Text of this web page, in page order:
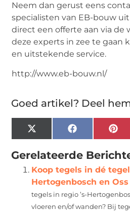
Neem dan gerust eens
specialisten van EB-bouw
direct een offerte aan via de
deze experts in zee te gaan
en uitstekende service.
http://www.eb-bouw.nl/
Goed artikel? Deel
X
(Twitter)
Facebook
Gerelateerde
Koop tegels in dé
Hertogenbosch en Oss
tegels in regio ’s-
vloeren en/of wanden? Bij